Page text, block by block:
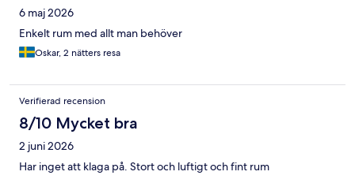
6 maj 2026
Enkelt rum med allt man behöver
Oskar, 2 nätters resa
Verifierad recension
8/10 Mycket bra
2 juni 2026
Har inget att klaga på. Stort och luftigt och fint rum